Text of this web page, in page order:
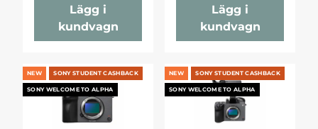
Lägg i
kundvagn
Lägg i
kundvagn
NEW SONY STUDENT CASHBACK
SONY WELCOME TO ALPHA
NEW SONY STUDENT CASHBACK
SONY WELCOME TO ALPHA